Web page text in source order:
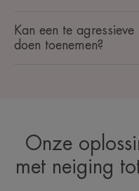
Kan een te
doen toenemen?
Onze
met neiging